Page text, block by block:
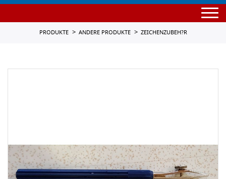
PRODUKTE ANDERE PRODUKTE ZEICHENZUBEH?R